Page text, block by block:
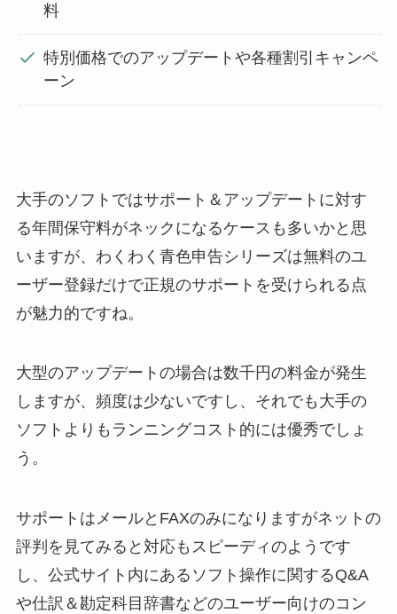
料
特別価格でのアップデートや各種割引キャンペ
ーン
大手のソフトではサポート＆アップデートに対す
る年間保守料がネックになるケースも多いかと思
いますが、わくわく青色申告シリーズは無料のユ
ーザー登録だけで正規のサポートを受けられる点
が魅力的ですね。
大型のアップデートの場合は数千円の料金が発生
しますが、頻度は少ないですし、それでも大手の
ソフトよりもランニングコスト的には優秀でしょ
う。
サポートはメールとFAXのみになりますがネットの
評判を見てみると対応もスピーディのようです
し、公式サイト内にあるソフト操作に関するQ&A
や仕訳＆勘定科目辞書などのユーザー向けのコン